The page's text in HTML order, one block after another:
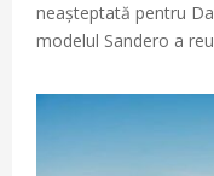
neașteptată pentru
modelul Sandero a